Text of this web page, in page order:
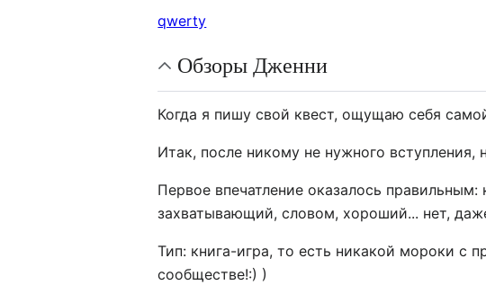
qwerty
Обзоры Дженни
Когда я пишу свой квест, ощущаю себя
Итак, после никому не нужного вступления,
Первое впечатление оказалось
захватывающий, словом, хороший... нет,
Тип: книга-игра, то есть никакой мороки с
сообществе!:) )